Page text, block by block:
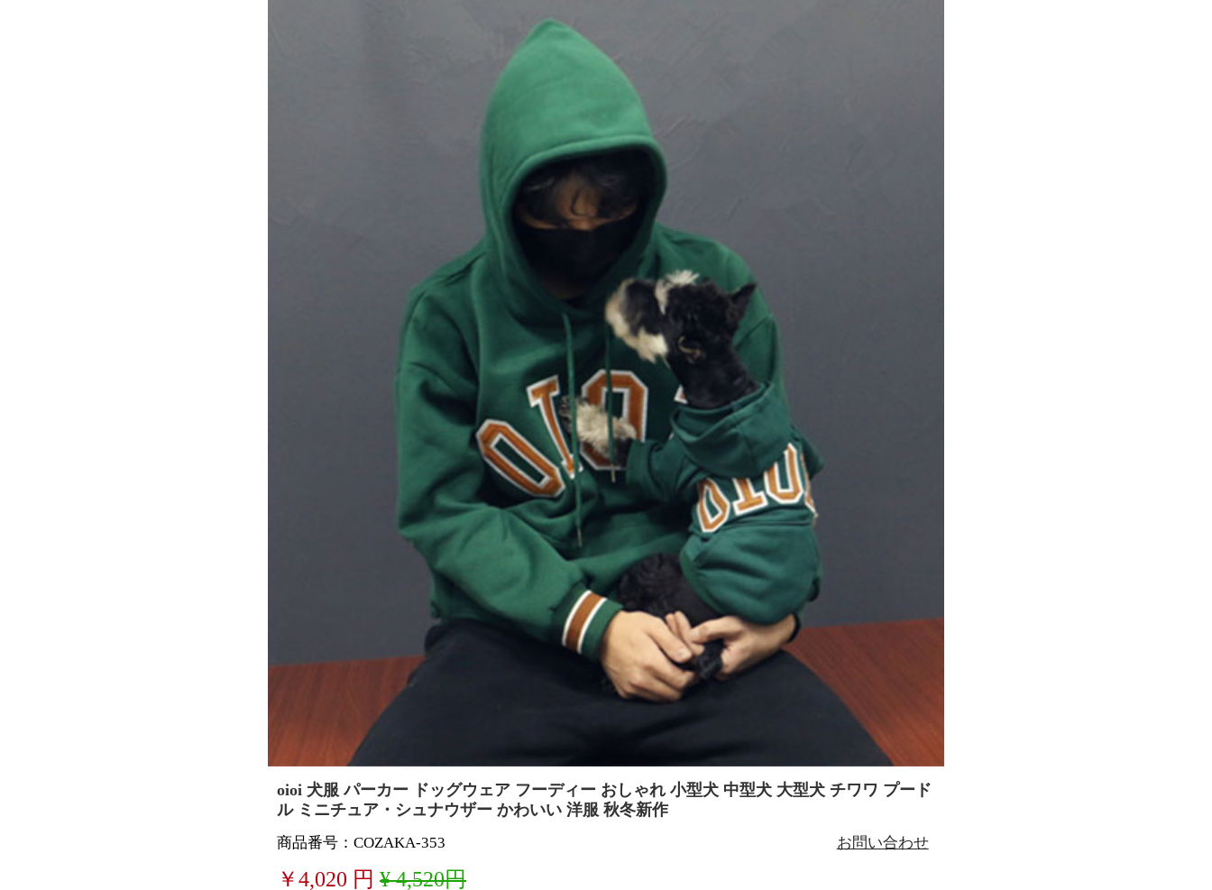
oioi 犬服 パーカー ドッグウェア フーディー おしゃれ 小型犬 中型犬 大型犬 チワワ プード
ル ミニチュア・シュナウザー かわいい 洋服 秋冬新作
商品番号：COZAKA-353 お問い合わせ
￥4,020 円 ¥ 4,520円